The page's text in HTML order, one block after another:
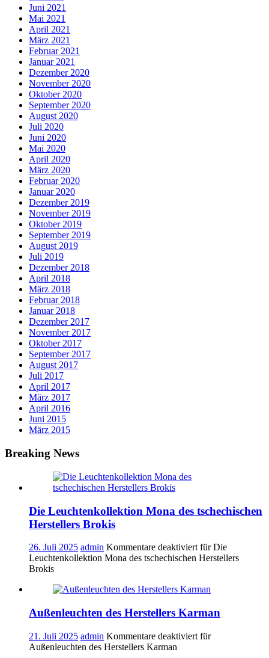
Juni 2021
Mai 2021
April 2021
März 2021
Februar 2021
Januar 2021
Dezember 2020
November 2020
Oktober 2020
September 2020
August 2020
Juli 2020
Juni 2020
Mai 2020
April 2020
März 2020
Februar 2020
Januar 2020
Dezember 2019
November 2019
Oktober 2019
September 2019
August 2019
Juli 2019
Dezember 2018
April 2018
März 2018
Februar 2018
Januar 2018
Dezember 2017
November 2017
Oktober 2017
September 2017
August 2017
Juli 2017
April 2017
März 2017
April 2016
Juni 2015
März 2015
Breaking News
Die Leuchtenkollektion Mona des tschechischen
Herstellers Brokis
26. Juli 2025 admin Kommentare deaktiviert für Die
Leuchtenkollektion Mona des tschechischen Herstellers
Brokis
Außenleuchten des Herstellers Karman
21. Juli 2025 admin Kommentare deaktiviert für
Außenleuchten des Herstellers Karman